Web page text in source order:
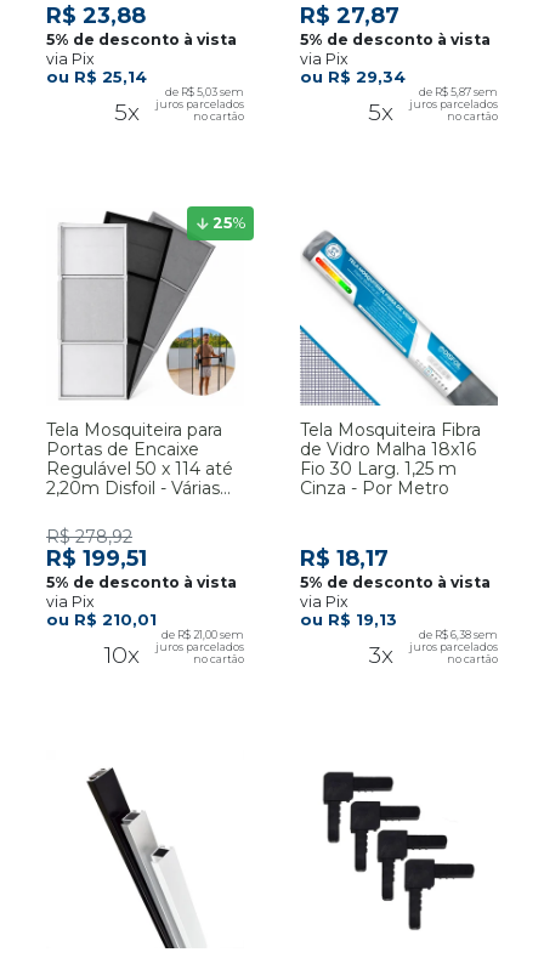
R$ 25,14
5x
R$ 5,03
R$ 23,88
via Pix
R$ 29,34
5x
R$ 5,87
R$ 27,87
via Pix
25%
Tela Mosquiteira para
Portas de Encaixe
Regulável 50 x 114 até
2,20m Disfoil - Várias
R$ 278,92
R$ 210,01
10x
R$ 21,00
R$ 199,51
via Pix
Tela Mosquiteira Fibra
de Vidro Malha 18x16
Fio 30 Larg. 1,25 m
Cinza - Por Metro
R$ 19,13
3x
R$ 6,38
R$ 18,17
via Pix